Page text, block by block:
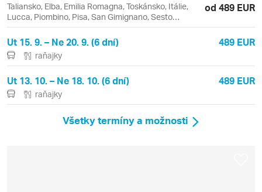
Taliansko, Elba, Emilia Romagna, Toskánsko, Itálie,
Lucca, Piombino, Pisa, San Gimignano, Sesto
Fiorentino, Siena, Volterra
od 489 EUR
Ut 15. 9. – Ne 20. 9. (6 dní) 489 EUR
raňajky
Ut 13. 10. – Ne 18. 10. (6 dní) 489 EUR
raňajky
Všetky termíny a možnosti